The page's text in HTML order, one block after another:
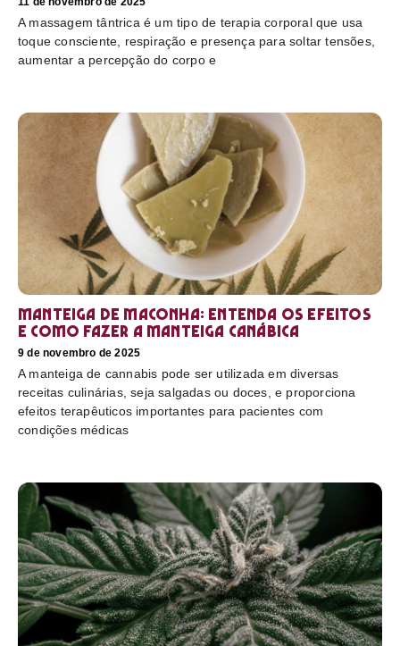
A massagem tântrica é um tipo de terapia corporal que usa
toque consciente, respiração e presença para soltar tensões,
aumentar a percepção do corpo e
Manteiga de maconha: entenda os efeitos
e como fazer a manteiga canábica
9 de novembro de 2025
A manteiga de cannabis pode ser utilizada em diversas
receitas culinárias, seja salgadas ou doces, e proporciona
efeitos terapêuticos importantes para pacientes com
condições médicas